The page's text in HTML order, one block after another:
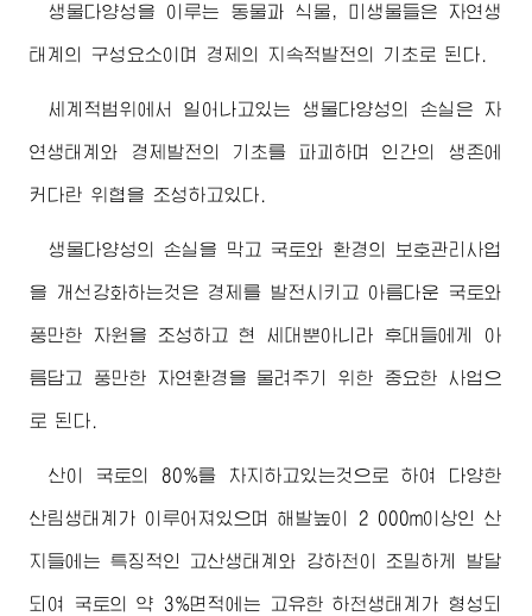
생물다양성을 이루는 동물과 식물, 미생물들은 자연생
태계의 구성요소이며 경제의 지속적발전의 기초로 된다.
세계적범위에서 일어나고있는 생물다양성의 손실은 자
연생태계와 경제발전의 기초를 파괴하며 인간의 생존에
커다란 위협을 조성하고있다.
생물다양성의 손실을 막고 국토와 환경의 보호관리사업
을 개선강화하는것은 경제를 발전시키고 아름다운 국토와
풍만한 자원을 조성하고 현 세대뿐아니라 후대들에게 아
름답고 풍만한 자연환경을 물려주기 위한 중요한 사업으
로 된다.
산이 국토의 80%를 차지하고있는것으로 하여 다양한
산림생태계가 이루어져있으며 해발높이 2 000m이상인 산
지들에는 특징적인 고산생태계와 강하천이 조밀하게 발달
되여 국토의 약 3%면적에는 고유한 하천생태계가 형성되